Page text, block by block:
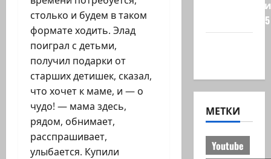
столько и будем в таком
формате ходить. Элад
поиграл с детьми,
получил подарки от
старших детишек, сказал,
что хочет к маме, и — о
чудо! — мама здесь,
рядом, обнимает,
расспрашивает,
улыбается. Купили
сайта 2025
МЕТКИ
Youtube